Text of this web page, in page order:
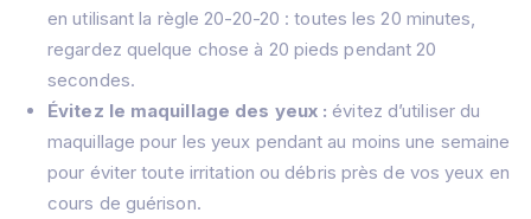
en utilisant la règle 20-20-20 : toutes les 20 minutes,
regardez quelque chose à 20 pieds pendant 20
secondes.
Évitez le maquillage des yeux : évitez d’utiliser du
maquillage pour les yeux pendant au moins une semaine
pour éviter toute irritation ou débris près de vos yeux en
cours de guérison.